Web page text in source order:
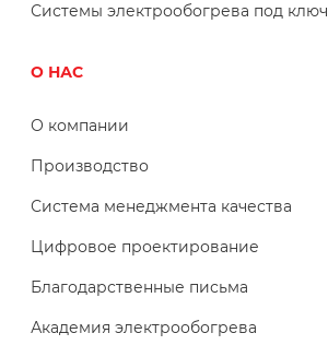
Системы электрообогрева под ключ
О НАС
О компании
Производство
Система менеджмента качества
Цифровое проектирование
Благодарственные письма
Академия электрообогрева